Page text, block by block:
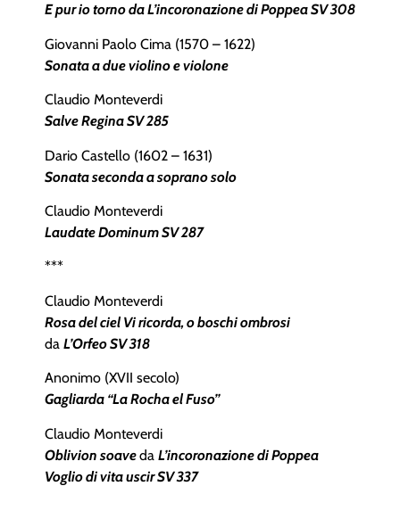
E pur io torno da L’incoronazione di Poppea SV 308
Giovanni Paolo Cima (1570 – 1622)
Sonata a due violino e violone
Claudio Monteverdi
Salve Regina SV 285
Dario Castello (1602 – 1631)
Sonata seconda a soprano solo
Claudio Monteverdi
Laudate Dominum SV 287
***
Claudio Monteverdi
Rosa del ciel Vi ricorda, o boschi ombrosi
da L’Orfeo SV 318
Anonimo (XVII secolo)
Gagliarda “La Rocha el Fuso”
Claudio Monteverdi
Oblivion soaveda L’incoronazione di Poppea
Voglio di vita uscir SV 337